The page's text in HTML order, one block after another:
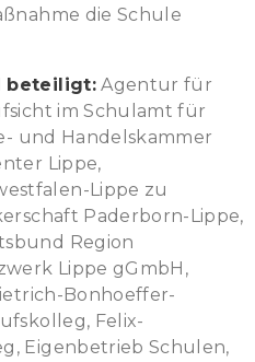
die Schule
beteiligt:Agentur für
im Schulamt für
und Handelskammer
Lippe,
Lippe zu
Paderborn-Lippe,
Region
Lippe gGmbH,
Bonhoeffer-
Felix-
Eigenbetrieb Schulen,